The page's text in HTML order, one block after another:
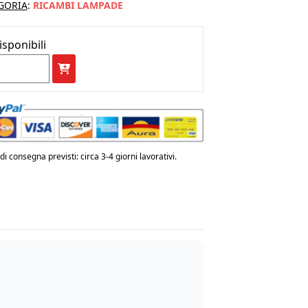
: RICAMBI LAMPADE
consegna previsti: circa 3-4 giorni lavorativi.